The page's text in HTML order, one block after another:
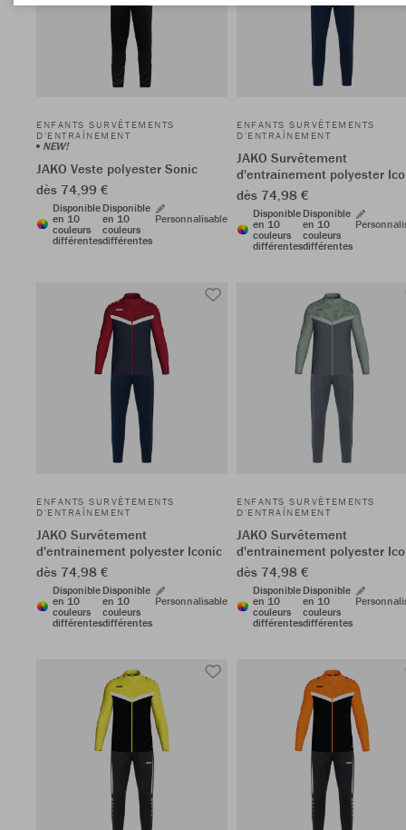
ENFANTS SURVÊTEMENTS
D'ENTRAÎNEMENT
NEW!
JAKO Veste polyester Sonic
dès 74,99 €
Disponible
en 10
couleurs
différentes
Disponible
en 10
couleurs
différentes
Personnalisable
ENFANTS SURVÊTEMENTS
D'ENTRAÎNEMENT
JAKO Survêtement
d'entrainement polyester
dès 74,98 €
Disponible
en 10
couleurs
différentes
Disponible
en 10
couleurs
différentes
ENFANTS SURVÊTEMENTS
D'ENTRAÎNEMENT
JAKO Survêtement
d'entrainement polyester Iconic
dès 74,98 €
Disponible
en 10
couleurs
différentes
Disponible
en 10
couleurs
différentes
Personnalisable
ENFANTS SURVÊTEMENTS
D'ENTRAÎNEMENT
JAKO Survêtement
d'entrainement polyester
dès 74,98 €
Disponible
en 10
couleurs
différentes
Disponible
en 10
couleurs
différentes